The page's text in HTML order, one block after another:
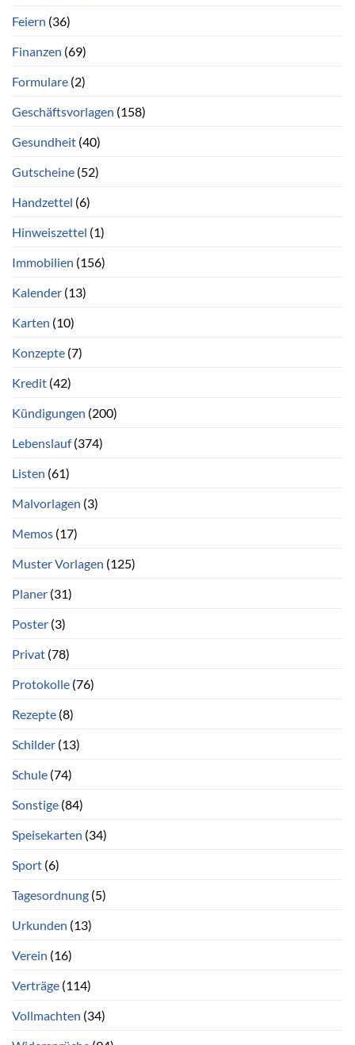
Feiern (36)
Finanzen (69)
Formulare (2)
Geschäftsvorlagen (158)
Gesundheit (40)
Gutscheine (52)
Handzettel (6)
Hinweiszettel (1)
Immobilien (156)
Kalender (13)
Karten (10)
Konzepte (7)
Kredit (42)
Kündigungen (200)
Lebenslauf(374)
Listen (61)
Malvorlagen (3)
Memos (17)
Muster Vorlagen (125)
Planer (31)
Poster (3)
Privat (78)
Protokolle (76)
Rezepte (8)
Schilder (13)
Schule (74)
Sonstige (84)
Speisekarten (34)
Sport (6)
Tagesordnung (5)
Urkunden (13)
Verein (16)
Verträge (114)
Vollmachten (34)